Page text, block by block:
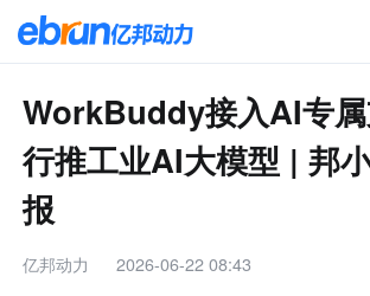
WorkBuddy接入AI专
行推工业AI大模型 | 邦
报
亿邦动力 2026-06-22 08:43